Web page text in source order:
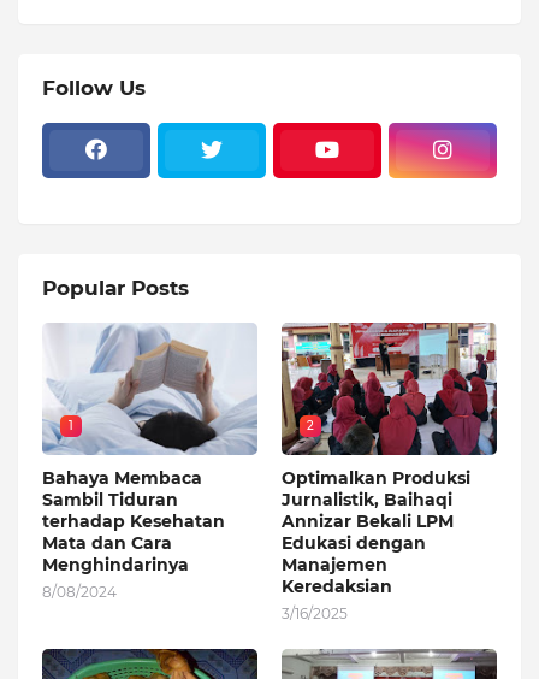
Follow Us
Popular Posts
1
Bahaya Membaca
Sambil Tiduran
terhadap Kesehatan
Mata dan Cara
Menghindarinya
8/08/2024
2
Optimalkan Produksi
Jurnalistik, Baihaqi
Annizar Bekali LPM
Edukasi dengan
Manajemen
Keredaksian
3/16/2025